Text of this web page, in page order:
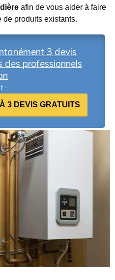
afin de vous aider à faire
de produits existants.
3 devis
des professionnels
-
3 DEVIS GRATUITS